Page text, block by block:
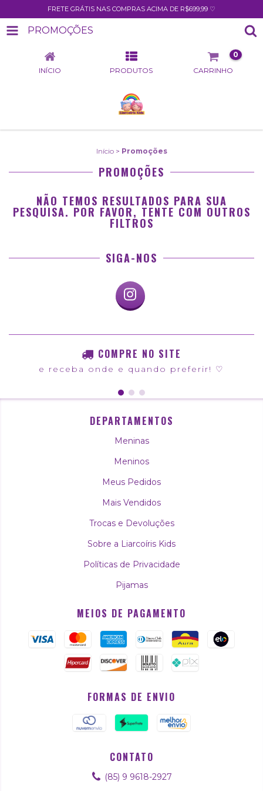
FRETE GRÁTIS NAS COMPRAS ACIMA DE R$699,99 ♡
PROMOÇÕES
INÍCIO PRODUTOS CARRINHO
0
Início > Promoções
PROMOÇÕES
NÃO TEMOS RESULTADOS PARA SUA
PESQUISA. POR FAVOR, TENTE COM OUTROS
FILTROS
SIGA-NOS
COMPRE NO SITE
e receba onde e quando preferir! ♡
DEPARTAMENTOS
Meninas
Meninos
Meus Pedidos
Mais Vendidos
Trocas e Devoluções
Sobre a Liarcoíris Kids
Políticas de Privacidade
Pijamas
MEIOS DE PAGAMENTO
FORMAS DE ENVIO
CONTATO
(85) 9 9618-2927